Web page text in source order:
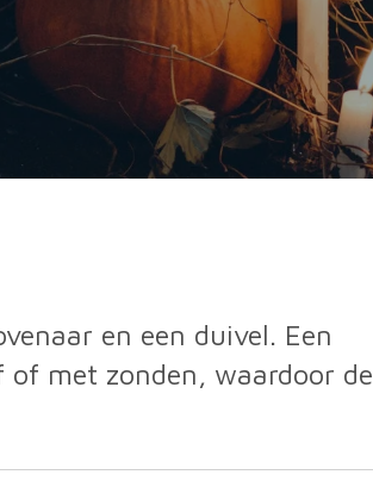
en een duivel. Een
met zonden, waardoor de